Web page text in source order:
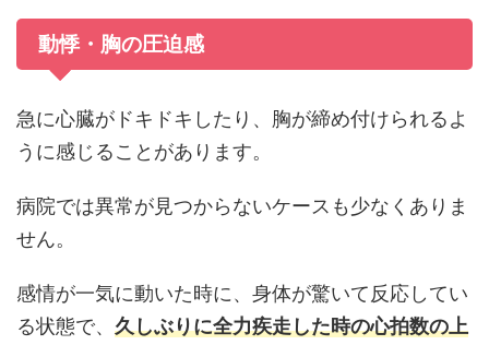
動悸・胸の圧迫感
急に心臓がドキドキしたり、胸が締め付けられるよ
うに感じることがあります。
病院では異常が見つからないケースも少なくありま
せん。
感情が一気に動いた時に、身体が驚いて反応してい
る状態で、 久しぶりに全力疾走した時の心拍数の上